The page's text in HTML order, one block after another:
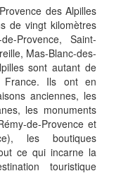
des Alpilles
de vingt kilomètres
Provence, Saint-
Mas-Blanc-des-
sont autant de
Ils ont en
anciennes, les
les monuments
de-Provence et
les boutiques
ce qui incarne la
touristique